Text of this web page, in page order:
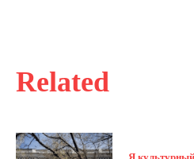
Related